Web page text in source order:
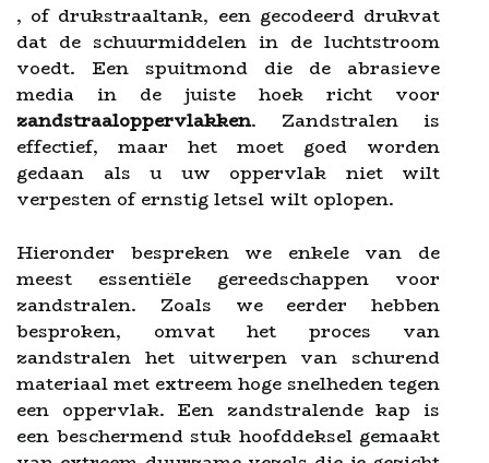
, of drukstraaltank, een gecodeerd drukvat
dat de schuurmiddelen in de luchtstroom
voedt. Een spuitmond die de abrasieve
media in de juiste hoek richt voor
zandstraaloppervlakken. Zandstralen is
effectief, maar het moet goed worden
gedaan als u uw oppervlak niet wilt
verpesten of ernstig letsel wilt oplopen.
Hieronder bespreken we enkele van de
meest essentiële gereedschappen voor
zandstralen. Zoals we eerder hebben
besproken, omvat het proces van
zandstralen het uitwerpen van schurend
materiaal met extreem hoge snelheden tegen
een oppervlak. Een zandstralende kap is
een beschermend stuk hoofddeksel gemaakt